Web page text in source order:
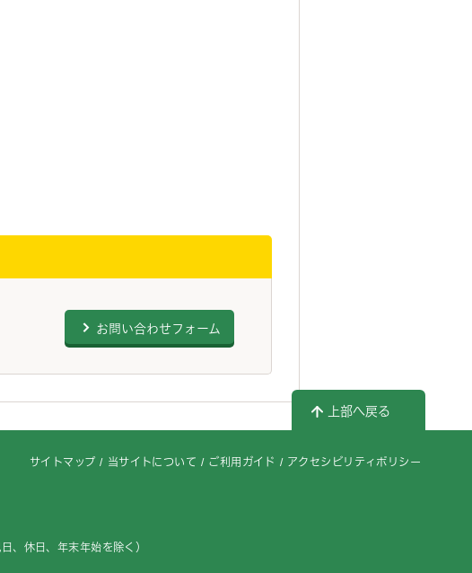
お問い合わせフォーム
上部へ戻る
サイトマップ 当サイトについて ご利用ガイド アクセシビリティポリシー
、休日、年末年始を除く）